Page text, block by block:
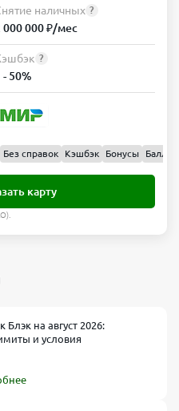
наличных ?
000 000 ₽/мес
?
- 50%
Без справок Кэшбэк Бонусы Баллы
карту
Блэк на август 2026:
и условия